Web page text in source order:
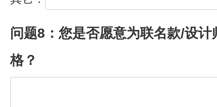
问题8：您是否愿意为联名款/设
格？